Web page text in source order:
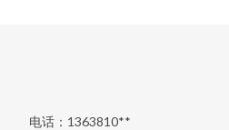
电话：1363810**